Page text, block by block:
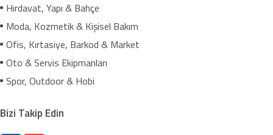
Hırdavat, Yapı & Bahçe
Moda, Kozmetik & Kişisel Bakım
Ofis, Kırtasiye, Barkod & Market
Oto & Servis Ekipmanları
Spor, Outdoor & Hobi
Bizi Takip Edin